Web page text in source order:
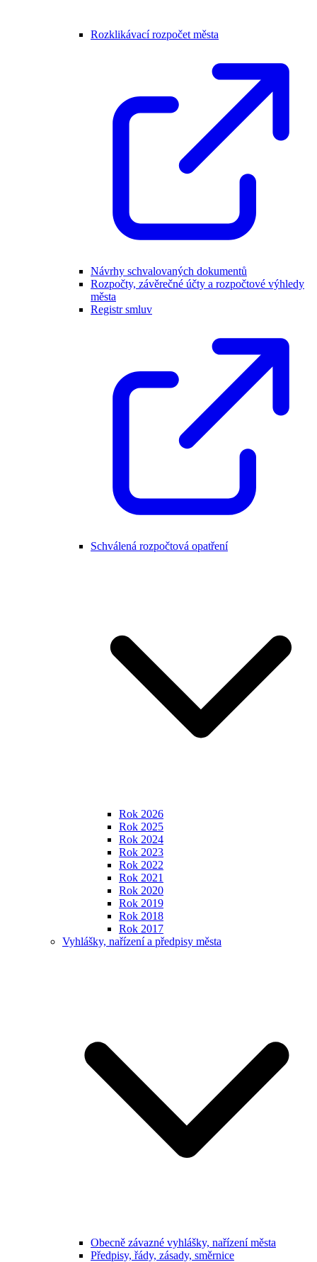
Rozklikávací rozpočet města
Návrhy schvalovaných dokumentů
Rozpočty, závěrečné účty a rozpočtové výhledy
města
Registr smluv
Schválená rozpočtová opatření
Rok 2026
Rok 2025
Rok 2024
Rok 2023
Rok 2022
Rok 2021
Rok 2020
Rok 2019
Rok 2018
Rok 2017
Vyhlášky, nařízení a předpisy města
Obecně závazné vyhlášky, nařízení města
Předpisy, řády, zásady, směrnice